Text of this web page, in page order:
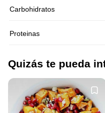
Carbohidratos
Proteinas
Quizás te pueda